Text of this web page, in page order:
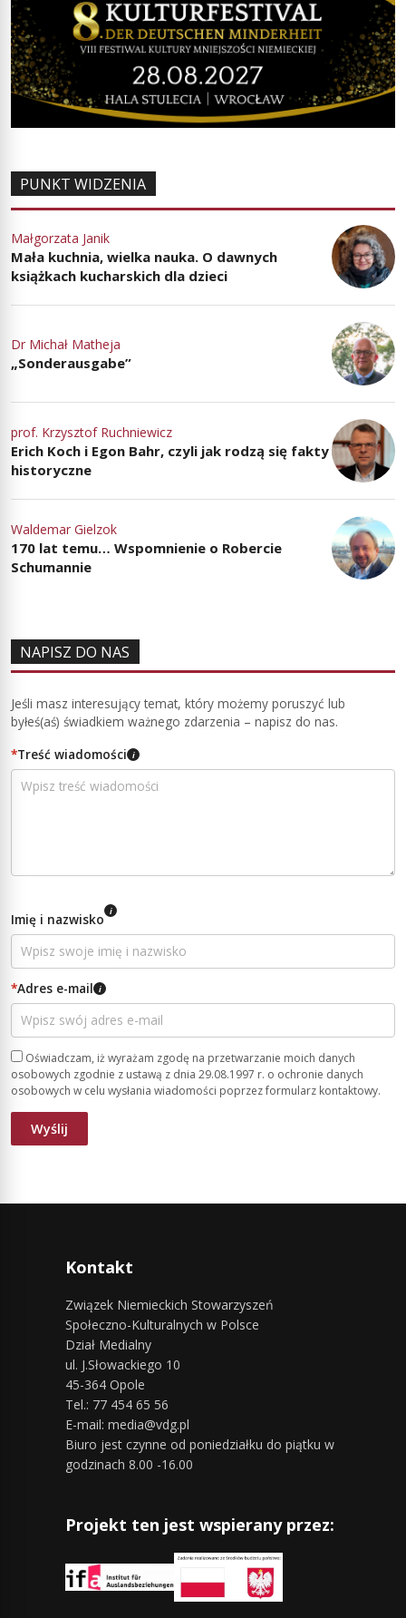
PUNKT WIDZENIA
Małgorzata Janik
Mała kuchnia, wielka nauka. O dawnych
książkach kucharskich dla dzieci
Dr Michał Matheja
„Sonderausgabe”
prof. Krzysztof Ruchniewicz
Erich Koch i Egon Bahr, czyli jak rodzą się fakty
historyczne
Waldemar Gielzok
170 lat temu… Wspomnienie o Robercie
Schumannie
NAPISZ DO NAS
Jeśli masz interesujący temat, który możemy poruszyć lub
byłeś(aś) świadkiem ważnego zdarzenia – napisz do nas.
*Treść wiadomości i
Imię i nazwisko i
*Adres e-mail i
Oświadczam, iż wyrażam zgodę na przetwarzanie moich danych
osobowych zgodnie z ustawą z dnia 29.08.1997 r. o ochronie danych
osobowych w celu wysłania wiadomości poprzez formularz kontaktowy.
Kontakt
Związek Niemieckich Stowarzyszeń
Społeczno-Kulturalnych w Polsce
Dział Medialny
ul. J.Słowackiego 10
45-364 Opole
Tel.: 77 454 65 56
E-mail: media@vdg.pl
Biuro jest czynne od poniedziałku do piątku w
godzinach 8.00 -16.00
Projekt ten jest wspierany przez: